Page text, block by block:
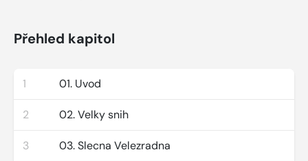
Přehled kapitol
1 01. Uvod
2 02. Velky snih
3 03. Slecna Velezradna